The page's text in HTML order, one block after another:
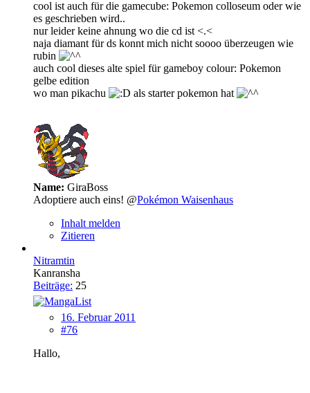
cool ist auch für die gamecube: Pokemon colloseum oder wie
es geschrieben wird..
nur leider keine ahnung wo die cd ist <.<
naja diamant für ds konnt mich nicht soooo überzeugen wie
rubin
auch cool dieses alte spiel für gameboy colour: Pokemon
gelbe edition
wo man pikachu
als starter pokemon hat
Name: GiraBoss
Adoptiere auch eins! @Pokémon Waisenhaus
Inhalt melden
Zitieren
Nitramtin
Kanransha
Beiträge: 25
16. Februar 2011
#76
Hallo,